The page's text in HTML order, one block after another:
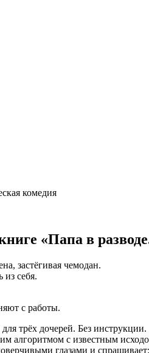
комедия
«Папа в
застёгивая чемодан.
себя.
с работы.
трёх дочерей. Без
алгоритмом с известным
глазами и